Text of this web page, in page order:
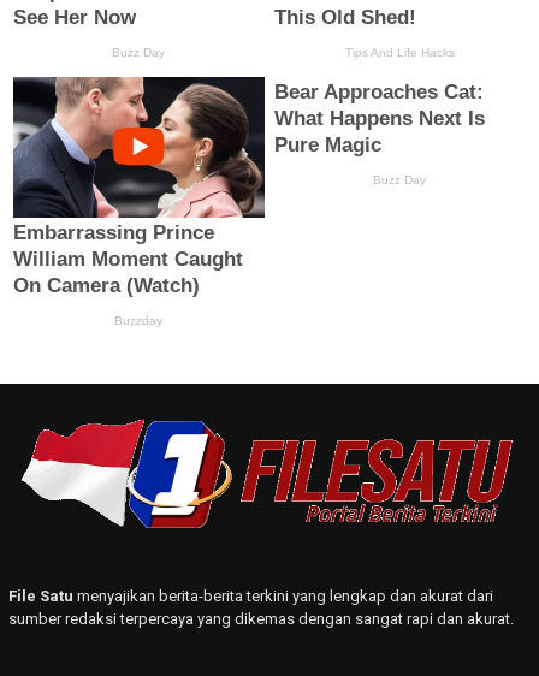
File Satu menyajikan berita-berita terkini yang lengkap dan akurat dari
sumber redaksi terpercaya yang dikemas dengan sangat rapi dan akurat.